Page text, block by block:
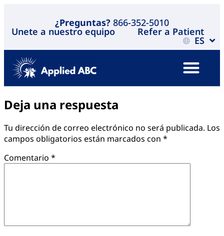
¿Preguntas? 866-352-5010
Unete a nuestro equipo Refer a Patient
ES
Deja una respuesta
Tu dirección de correo electrónico no será publicada. Los
campos obligatorios están marcados con *
Comentario *